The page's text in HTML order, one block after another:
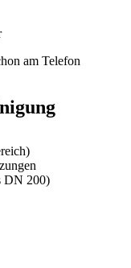
am Telefon
DN 200)